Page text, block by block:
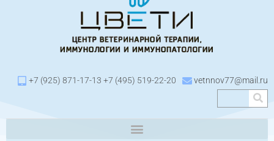
+7 (925) 871-17-13 +7 (495) 519-22-20 vetnnov77@mail.ru